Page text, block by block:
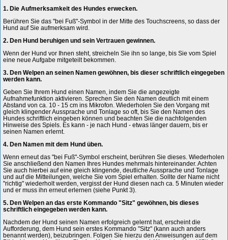
1. Die Aufmerksamkeit des Hundes erwecken.
Berühren Sie das "bei Fuß"-Symbol in der Mitte des Touchscreens, so dass der
Hund auf Sie aufmerksam wird.
2. Den Hund beruhigen und sein Vertrauen gewinnen.
Wenn der Hund vor Ihnen steht, streicheln Sie ihn so lange, bis Sie vom Spiel
eine neue Aufgabe mitgeteilt bekommen.
3. Den Welpen an seinen Namen gewöhnen, bis dieser schriftlich eingegeben
werden kann.
Geben Sie Ihrem Hund einen Namen, indem Sie die angezeigte
Aufnahmefunktion aktivieren. Sprechen Sie den Namen deutlich mit einem
Abstand von ca. 10 - 15 cm ins Mikrofon. Wiederholen Sie den Vorgang mit
gleich klingender Aussprache und Tonlage so oft, bis Sie den Namen des
Hundes schriftlich eingeben können und beachten Sie die nachfolgenden
Hinweise des Spiels. Es kann - je nach Hund - etwas länger dauern, bis er
seinen Namen erlernt.
4. Den Namen mit dem Hund üben.
Wenn erneut das "bei Fuß"-Symbol erscheint, berühren Sie dieses. Wiederholen
Sie anschließend den Namen Ihres Hundes mehrmals hintereinander. Achten
Sie auch hierbei auf eine gleich klingende, deutliche Aussprache und Tonlage
und auf die Mitteilungen, welche Sie vom Spiel erhalten. Sollte der Name nicht
"richtig" wiederholt werden, vergisst der Hund diesen nach ca. 5 Minuten wieder
und er muss ihn erneut erlernen (siehe Punkt 3).
5. Den Welpen an das erste Kommando "Sitz" gewöhnen, bis dieses
schriftlich eingegeben werden kann.
Nachdem der Hund seinen Namen erfolgreich gelernt hat, erscheint die
Aufforderung, dem Hund sein erstes Kommando "Sitz" (kann auch anders
benannt werden), beizubringen. Folgen Sie hierzu den Anweisungen auf dem